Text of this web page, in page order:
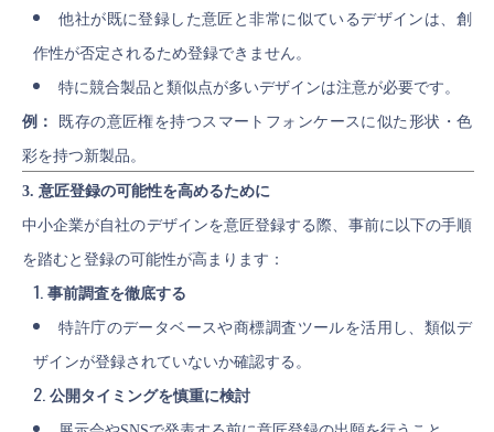
他社が既に登録した意匠と非常に似ているデザインは、創
作性が否定されるため登録できません。
特に競合製品と類似点が多いデザインは注意が必要です。
例： 既存の意匠権を持つスマートフォンケースに似た形状・色
彩を持つ新製品。
3. 意匠登録の可能性を高めるために
中小企業が自社のデザインを意匠登録する際、事前に以下の手順
を踏むと登録の可能性が高まります：
事前調査を徹底する
特許庁のデータベースや商標調査ツールを活用し、類似デ
ザインが登録されていないか確認する。
公開タイミングを慎重に検討